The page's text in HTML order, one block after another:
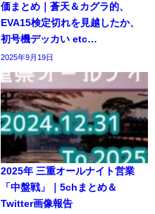
価まとめ｜蒼天＆カグラ的、
EVA15検定切れを見越したか、
初号機デッカい etc…
2025年9月19日
2025年 三重オールナイト営業
「中盤戦」｜5chまとめ＆
Twitter画像報告